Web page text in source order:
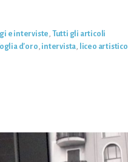
e interviste, Tutti gli articoli
d'oro, intervista, liceo artistico